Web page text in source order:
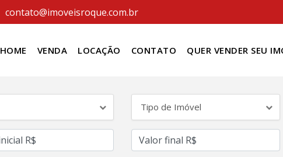
contato@imoveisroque.com.br
HOME VENDA LOCAÇÃO CONTATO QUER VENDER SEU
Tipo de Imóvel